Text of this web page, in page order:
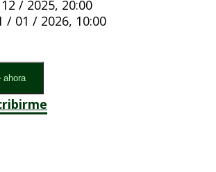
/ 2025, 20:00
/ 01 / 2026, 10:00
ahora